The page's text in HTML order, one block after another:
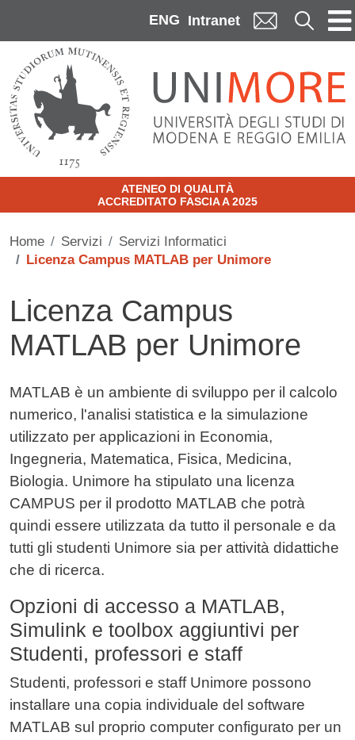
ENG Intranet Cerca
ATENEO DI QUALITÀ
ACCREDITATO FASCIA A 2025
Home Servizi
Servizi Informatici
Licenza Campus MATLAB per Unimore
Licenza Campus
MATLAB per Unimore
Contenuto
MATLAB è un ambiente di sviluppo per il calcolo
numerico, l'analisi statistica e la simulazione
utilizzato per applicazioni in Economia,
Ingegneria, Matematica, Fisica, Medicina,
Biologia. Unimore ha stipulato una licenza
CAMPUS per il prodotto MATLAB che potrà
quindi essere utilizzata da tutto il personale e da
tutti gli studenti Unimore sia per attività didattiche
che di ricerca.
Opzioni di accesso a MATLAB,
Simulink e toolbox aggiuntivi per
Studenti, professori e staff
Studenti, professori e staff Unimore possono
installare una copia individuale del software
MATLAB sul proprio computer configurato per un